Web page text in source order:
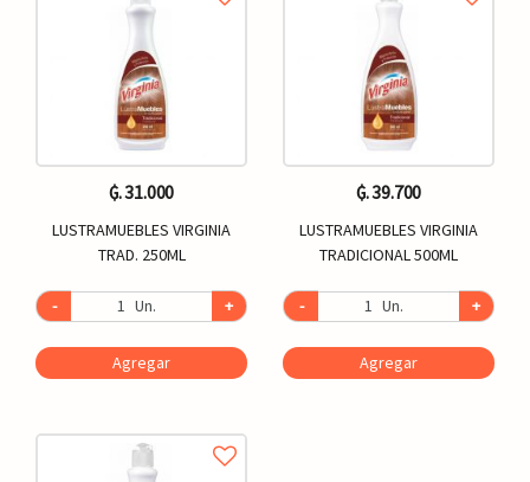
₲. 31.000
LUSTRAMUEBLES VIRGINIA
TRAD. 250ML
- Un. +
Agregar
₲. 39.700
LUSTRAMUEBLES VIRGINIA
TRADICIONAL 500ML
- Un. +
Agregar